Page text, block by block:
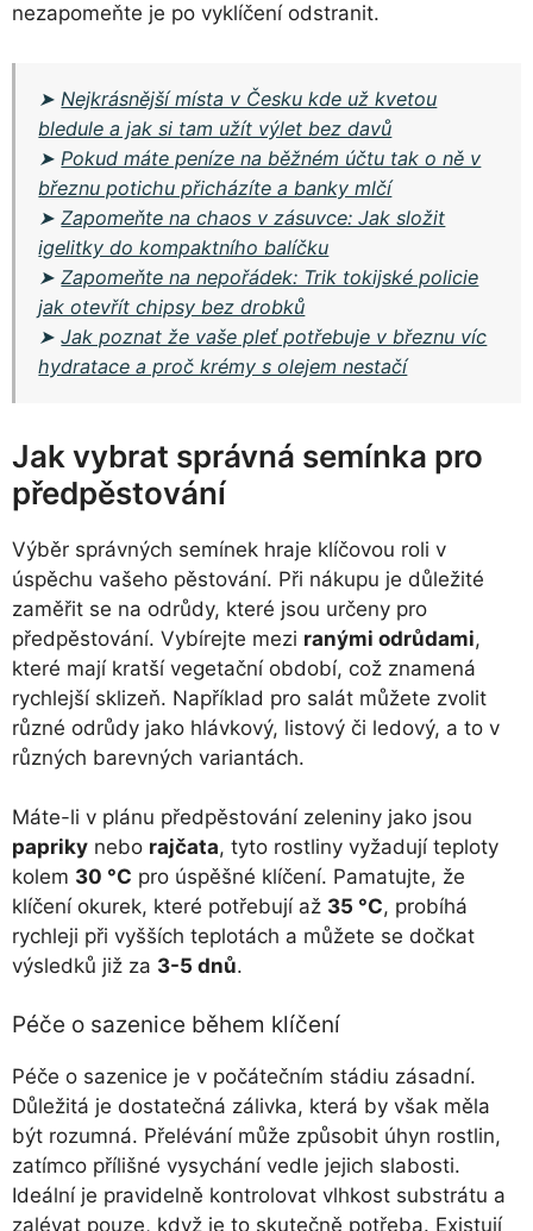
nezapomeňte je po vyklíčení odstranit.
➤Nejkrásnější místa v Česku kde už kvetou
bledule a jak si tam užít výlet bez davů
➤Pokud máte peníze na běžném účtu tak o ně v
březnu potichu přicházíte a banky mlčí
➤Zapomeňte na chaos v zásuvce: Jak složit
igelitky do kompaktního balíčku
➤Zapomeňte na nepořádek: Trik tokijské policie
jak otevřít chipsy bez drobků
➤Jak poznat že vaše pleť potřebuje v březnu víc
hydratace a proč krémy s olejem nestačí
Jak vybrat správná semínka pro
předpěstování
Výběr správných semínek hraje klíčovou roli v
úspěchu vašeho pěstování. Při nákupu je důležité
zaměřit se na odrůdy, které jsou určeny pro
předpěstování. Vybírejte mezi ranými odrůdami,
které mají kratší vegetační období, což znamená
rychlejší sklizeň. Například pro salát můžete zvolit
různé odrůdy jako hlávkový, listový či ledový, a to v
různých barevných variantách.
Máte-li v plánu předpěstování zeleniny jako jsou
papriky nebo rajčata, tyto rostliny vyžadují teploty
kolem 30 °C pro úspěšné klíčení. Pamatujte, že
klíčení okurek, které potřebují až 35 °C, probíhá
rychleji při vyšších teplotách a můžete se dočkat
výsledků již za 3-5 dnů.
Péče o sazenice během klíčení
Péče o sazenice je v počátečním stádiu zásadní.
Důležitá je dostatečná zálivka, která by však měla
být rozumná. Přelévání může způsobit úhyn rostlin,
zatímco přílišné vysychání vedle jejich slabosti.
Ideální je pravidelně kontrolovat vlhkost substrátu a
zalévat pouze, když je to skutečně potřeba. Existují